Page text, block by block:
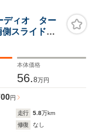
ディオ ター
スライドド
コン フル
安全ボデ
本体価格
56.8万円
円
走行 5.8万km
修復
なし